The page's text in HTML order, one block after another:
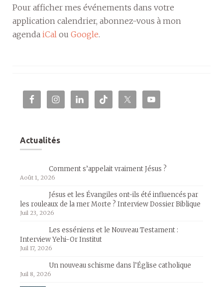
Pour afficher mes événements dans votre
application calendrier, abonnez-vous à mon
agenda iCal ou Google.
Actualités
Comment s’appelait vraiment Jésus ?
Août 1, 2026
Jésus et les Évangiles ont-ils été influencés par
les rouleaux de la mer Morte ? Interview Dossier Biblique
Juil 23, 2026
Les esséniens et le Nouveau Testament :
Interview Yehi-Or Institut
Juil 17, 2026
Un nouveau schisme dans l’Église catholique
Juil 8, 2026